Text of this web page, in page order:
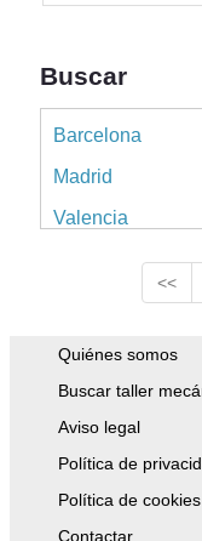
Buscar
Barcelona
Madrid
Valencia
Murcia
A Coruña
Islas Baleares
Pontevedra
<<
Quiénes somos
Buscar taller
Aviso legal
Política de
Política de cookies
Contactar